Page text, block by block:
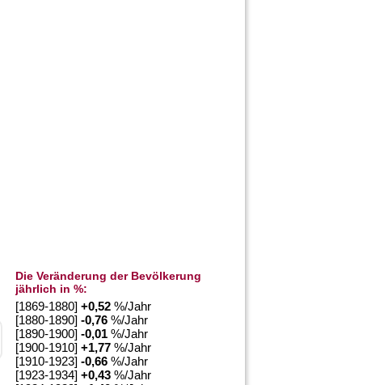
Die Veränderung der Bevölkerung
jährlich in %:
[1869-1880]+0,52 %/Jahr
[1880-1890]-0,76 %/Jahr
[1890-1900]-0,01 %/Jahr
[1900-1910]+1,77 %/Jahr
[1910-1923]-0,66 %/Jahr
[1923-1934]+0,43 %/Jahr